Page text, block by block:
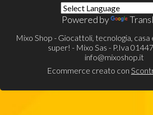
Powered by
Mixo Shop - Giocattoli, tecnologia, casa
super! - Mixo Sas - P.Iva
info@mixoshop.it
Ecommerce creato con